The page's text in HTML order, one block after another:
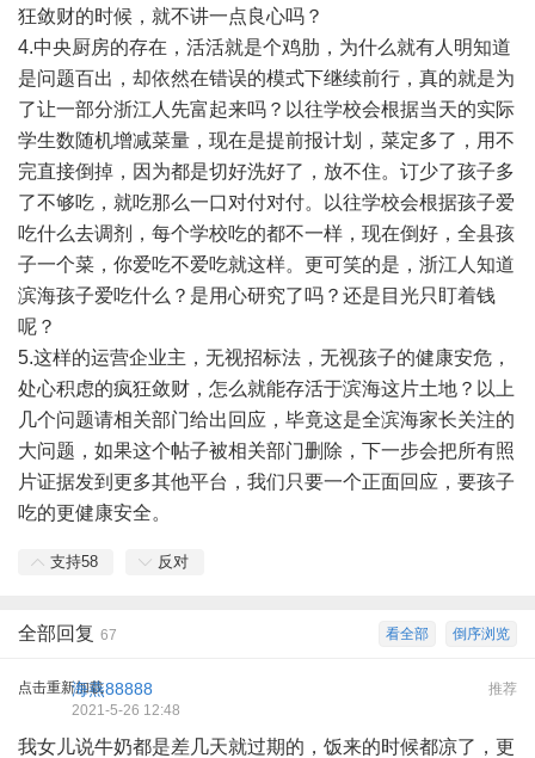
狂敛财的时候，就不讲一点良心吗？
4.中央厨房的存在，活活就是个鸡肋，为什么就有人明知道
是问题百出，却依然在错误的模式下继续前行，真的就是为
了让一部分浙江人先富起来吗？以往学校会根据当天的实际
学生数随机增减菜量，现在是提前报计划，菜定多了，用不
完直接倒掉，因为都是切好洗好了，放不住。订少了孩子多
了不够吃，就吃那么一口对付对付。以往学校会根据孩子爱
吃什么去调剂，每个学校吃的都不一样，现在倒好，全县孩
子一个菜，你爱吃不爱吃就这样。更可笑的是，浙江人知道
滨海孩子爱吃什么？是用心研究了吗？还是目光只盯着钱
呢？
5.这样的运营企业主，无视招标法，无视孩子的健康安危，
处心积虑的疯狂敛财，怎么就能存活于滨海这片土地？以上
几个问题请相关部门给出回应，毕竟这是全滨海家长关注的
大问题，如果这个帖子被相关部门删除，下一步会把所有照
片证据发到更多其他平台，我们只要一个正面回应，要孩子
吃的更健康安全。
支持58 反对
倒序浏览
看全部
全部回复 67
点击重新加载 推荐
海燕88888
2021-5-26 12:48
我女儿说牛奶都是差几天就过期的，饭来的时候都凉了，更